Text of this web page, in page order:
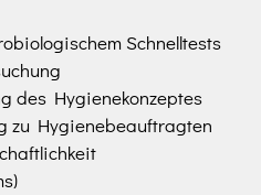
Schnelltests
des Hygienekonzeptes
zu Hygienebeauftragten